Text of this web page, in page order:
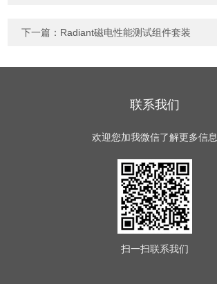
下一篇： Radiant磁电性能测试组件套装
联系我们
欢迎您加我微信了解更多信息
扫一扫联系我们